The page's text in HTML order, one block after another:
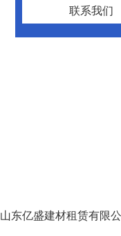
联系我们
山东亿盛建材租赁有限